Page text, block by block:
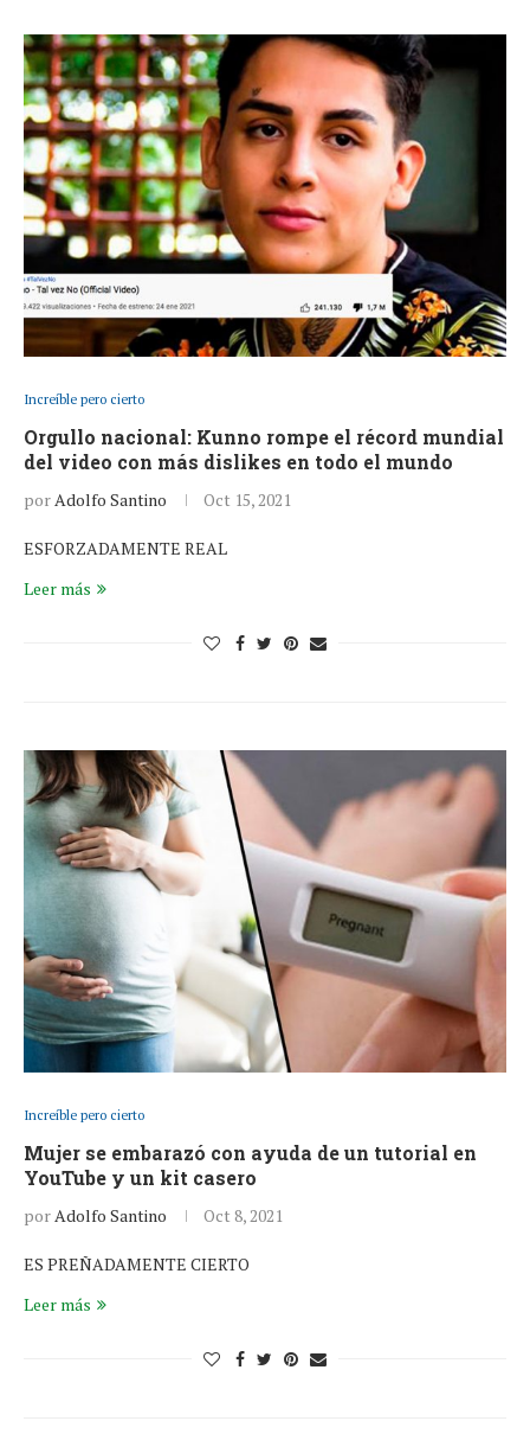
Increíble pero cierto
Orgullo nacional: Kunno rompe el récord mundial
del video con más dislikes en todo el mundo
porAdolfo Santino Oct 15, 2021
ESFORZADAMENTE REAL
Leer más
Increíble pero cierto
Mujer se embarazó con ayuda de un tutorial en
YouTube y un kit casero
porAdolfo Santino Oct 8, 2021
ES PREÑADAMENTE CIERTO
Leer más